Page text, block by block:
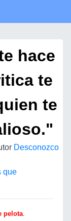
hace
te
te
Desconozco
que
pelota.